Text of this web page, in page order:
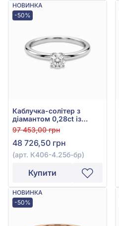
НОВИНКА
-50%
Каблучка-солітер з
діамантом 0,28ct із
білого золота 585°, арт.
К406-4.25б-бр
97 453,00 грн
48 726,50 грн
(арт. К406-4.25б-бр)
Купити
НОВИНКА
-50%